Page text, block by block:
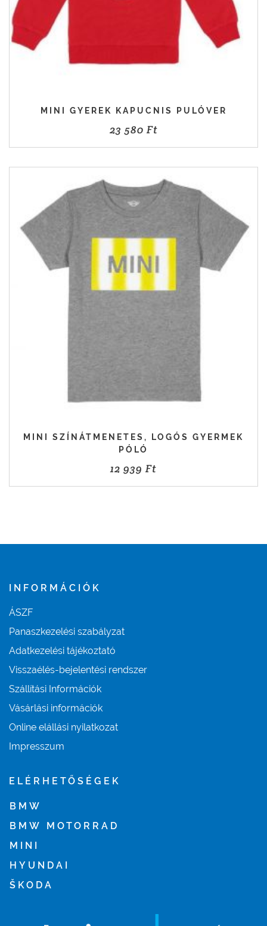
MINI GYEREK KAPUCNIS PULÓVER
23 580 Ft
MINI SZÍNÁTMENETES, LOGÓS GYERMEK
PÓLÓ
12 939 Ft
INFORMÁCIÓK
ÁSZF
Panaszkezelési szabályzat
Adatkezelési tájékoztató
Visszaélés-bejelentési rendszer
Szállítási Információk
Vásárlási információk
Online elállási nyilatkozat
Impresszum
ELÉRHETŐSÉGEK
BMW
BMW MOTORRAD
MINI
HYUNDAI
ŠKODA